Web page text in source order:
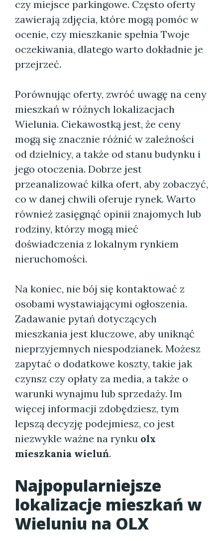
czy miejsce parkingowe. Często oferty
zawierają zdjęcia, które mogą pomóc w
ocenie, czy mieszkanie spełnia Twoje
oczekiwania, dlatego warto dokładnie je
przejrzeć.
Porównując oferty, zwróć uwagę na ceny
mieszkań w różnych lokalizacjach
Wielunia. Ciekawostką jest, że ceny
mogą się znacznie różnić w zależności
od dzielnicy, a także od stanu budynku i
jego otoczenia. Dobrze jest
przeanalizować kilka ofert, aby zobaczyć,
co w danej chwili oferuje rynek. Warto
również zasięgnąć opinii znajomych lub
rodziny, którzy mogą mieć
doświadczenia z lokalnym rynkiem
nieruchomości.
Na koniec, nie bój się kontaktować z
osobami wystawiającymi ogłoszenia.
Zadawanie pytań dotyczących
mieszkania jest kluczowe, aby uniknąć
nieprzyjemnych niespodzianek. Możesz
zapytać o dodatkowe koszty, takie jak
czynsz czy opłaty za media, a także o
warunki wynajmu lub sprzedaży. Im
więcej informacji zdobędziesz, tym
lepszą decyzję podejmiesz, co jest
niezwykle ważne na rynku olx
mieszkania wieluń.
Najpopularniejsze
lokalizacje mieszkań w
Wieluniu na OLX